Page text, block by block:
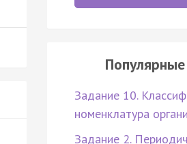
Задание 10.
номенклатура
Задание 2.